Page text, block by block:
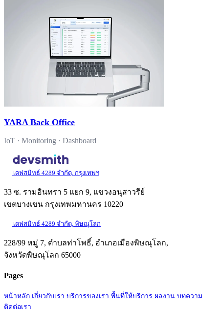
YARA Back Office
IoT · Monitoring · Dashboard
เดฟสมิทธ์ 4289 จำกัด, กรุงเทพฯ
33 ซ. รามอินทรา 5 แยก 9, แขวงอนุสาวรีย์
เขตบางเขน กรุงเทพมหานคร 10220
เดฟสมิทธ์ 4289 จำกัด, พิษณุโลก
228/99 หมู่ 7, ตำบลท่าโพธิ์, อำเภอเมืองพิษณุโลก,
จังหวัดพิษณุโลก 65000
Pages
หน้าหลัก เกี่ยวกับเรา บริการของเรา พื้นที่ให้บริการ ผลงาน บทความ
ติดต่อเรา